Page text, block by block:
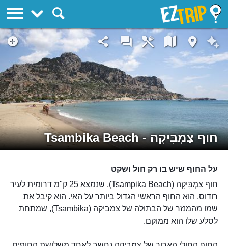
חוף צַמְבִּיקָה - Tsambika Beach
על החוף שיש בו רק חול ושקט
חוף צַמְבִּיקָה (Tsampika Beach), שנמצא 25 ק"מ דרומית לעיר
רודוס, הוא החוף הראשי הגדול ביותר על האי. הוא קיבל את
שמו מהמנזר של הבתולה של צמביקה (Tsambika), שמתחת
לסלע שלו הוא ממוקם.
EZTrip